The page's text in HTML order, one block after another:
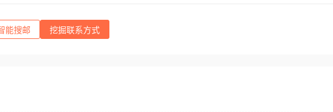
能搜邮 挖掘联系方式